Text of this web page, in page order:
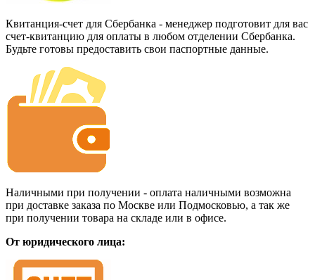
Квитанция-счет для Сбербанка - менеджер подготовит для вас
счет-квитанцию для оплаты в любом отделении Сбербанка.
Будьте готовы предоставить свои паспортные данные.
Наличными при получении - оплата наличными возможна
при доставке заказа по Москве или Подмосковью, а так же
при получении товара на складе или в офисе.
От юридического лица: